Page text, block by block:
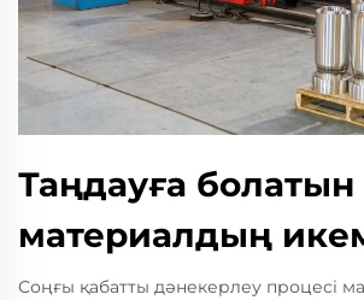
Таңдауға болатын
материалдың
Соңғы қабатты дәнекерлеу процесі